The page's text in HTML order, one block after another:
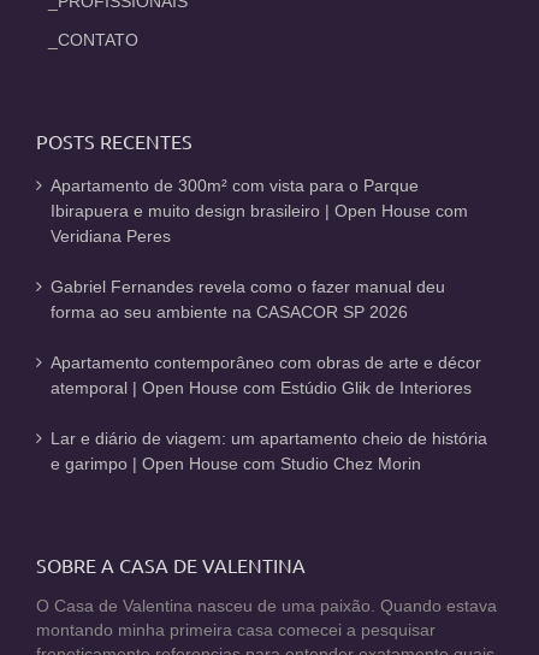
_CONTATO
POSTS RECENTES
Apartamento de 300m² com vista para o Parque
Ibirapuera e muito design brasileiro | Open House com
Veridiana Peres
Gabriel Fernandes revela como o fazer manual deu
forma ao seu ambiente na CASACOR SP 2026
Apartamento contemporâneo com obras de arte e décor
atemporal | Open House com Estúdio Glik de Interiores
Lar e diário de viagem: um apartamento cheio de história
e garimpo | Open House com Studio Chez Morin
SOBRE A CASA DE VALENTINA
O Casa de Valentina nasceu de uma paixão. Quando estava
montando minha primeira casa comecei a pesquisar